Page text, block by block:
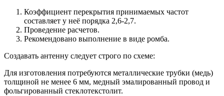
Коэффициент перекрытия принимаемых частот
составляет у неё порядка 2,6-2,7.
Проведение расчетов.
Рекомендовано выполнение в виде ромба.
Создавать антенну следует строго по схеме:
Для изготовления потребуются металлические трубки (медь)
толщиной не менее 6 мм, медный эмалированный провод и
фольгированный стеклотекстолит.